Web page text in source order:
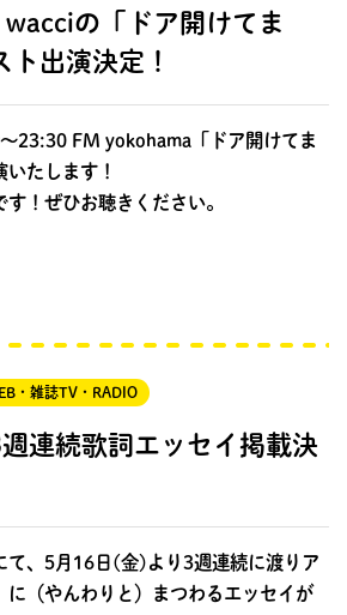
の「ドア開けてま
出演決定！
23:30 FM yokohama「ドア開けてま
たします！
！ぜひお聴きください。
・雑誌TV・RADIO
連続歌詞エッセイ掲載決
て、5月16日(金)より3週連続に渡りア
に（やんわりと）まつわるエッセイが